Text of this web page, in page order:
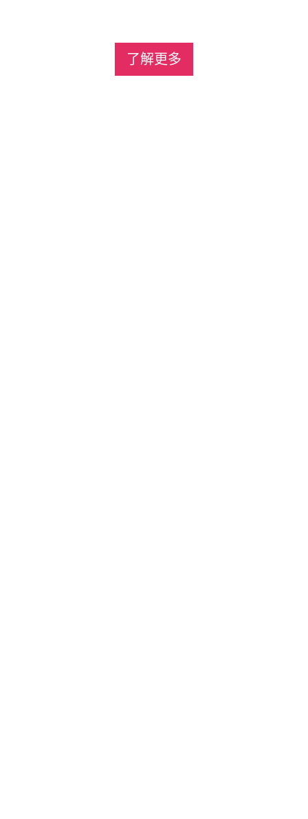
了解更多